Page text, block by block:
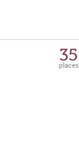
places
35